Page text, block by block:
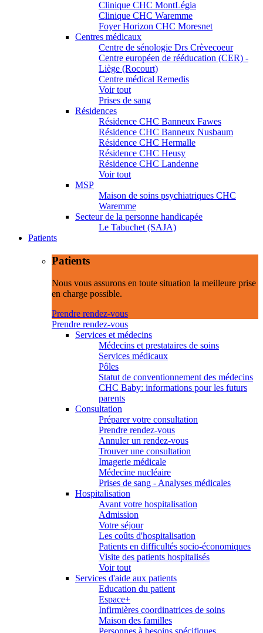
Clinique CHC MontLégia
Clinique CHC Waremme
Foyer Horizon CHC Moresnet
Centres médicaux
Centre de sénologie Drs Crèvecoeur
Centre européen de rééducation (CER) -
Liège (Rocourt)
Centre médical Remedis
Voir tout
Prises de sang
Résidences
Résidence CHC Banneux Fawes
Résidence CHC Banneux Nusbaum
Résidence CHC Hermalle
Résidence CHC Heusy
Résidence CHC Landenne
Voir tout
MSP
Maison de soins psychiatriques CHC
Waremme
Secteur de la personne handicapée
Le Tabuchet (SAJA)
Patients
Patients
Nous vous assurons en toute situation la meilleure prise
en charge possible.
Prendre rendez-vous
Prendre rendez-vous
Services et médecins
Médecins et prestataires de soins
Services médicaux
Pôles
Statut de conventionnement des médecins
CHC Baby: informations pour les futurs
parents
Consultation
Préparer votre consultation
Prendre rendez-vous
Annuler un rendez-vous
Trouver une consultation
Imagerie médicale
Médecine nucléaire
Prises de sang - Analyses médicales
Hospitalisation
Avant votre hospitalisation
Admission
Votre séjour
Les coûts d'hospitalisation
Patients en difficultés socio-économiques
Visite des patients hospitalisés
Voir tout
Services d'aide aux patients
Education du patient
Espace+
Infirmières coordinatrices de soins
Maison des familles